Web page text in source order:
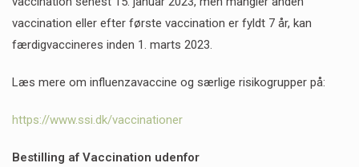
vaccination eller efter første vaccination er fyldt 7 år, kan
færdigvaccineres inden 1. marts 2023.
Læs mere om influenzavaccine og særlige risikogrupper på:
https://www.ssi.dk/vaccinationer
Bestilling af Vaccination udenfor